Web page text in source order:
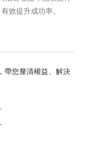
效提升成功率。
帶您釐清權益、解決